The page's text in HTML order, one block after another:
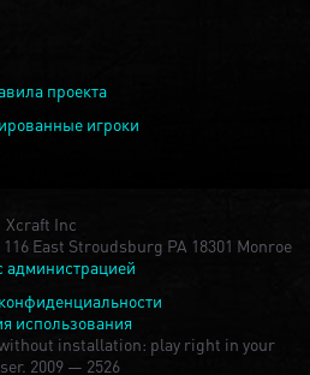
проекта
игроки
Xcraft Inc
East Stroudsburg PA 18301 Monroe
администрацией
использования
installation: play right in your
2009 — 2526